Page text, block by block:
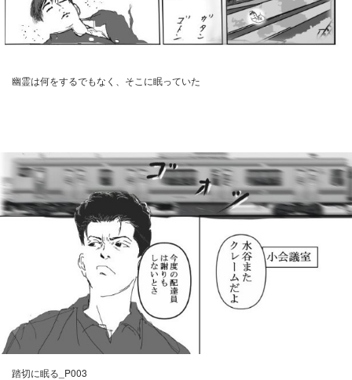
幽霊は何をするでもなく、そこに眠っていた
踏切に眠る_P003